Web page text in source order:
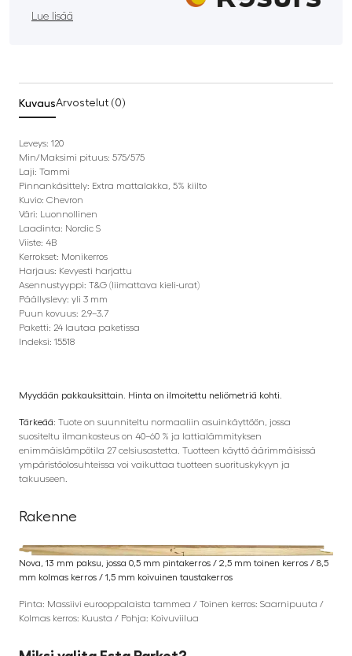
Lue lisää
KuvausArvostelut (0)
Leveys: 120
Min/Maksimi pituus: 575/575
Laji: Tammi
Pinnankäsittely: Extra mattalakka, 5% kiilto
Kuvio: Chevron
Väri: Luonnollinen
Laadinta: Nordic S
Viiste: 4B
Kerrokset: Monikerros
Harjaus: Kevyesti harjattu
Asennustyyppi: T&G (liimattava kieli-urat)
Päällyslevy: yli 3 mm
Puun kovuus: 2.9–3.7
Paketti: 24 lautaa paketissa
Indeksi: 15518
Myydään pakkauksittain. Hinta on ilmoitettu neliömetriä kohti.
Tärkeää: Tuote on suunniteltu normaaliin asuinkäyttöön, jossa
suositeltu ilmankosteus on 40–60 % ja lattialämmityksen
enimmäislämpötila 27 celsiusastetta. Tuotteen käyttö äärimmäisissä
ympäristöolosuhteissa voi vaikuttaa tuotteen suorituskykyyn ja
takuuseen.
Rakenne
Nova, 13 mm paksu, jossa 0,5 mm pintakerros / 2,5 mm toinen kerros / 8,5
mm kolmas kerros / 1,5 mm koivuinen taustakerros
Pinta: Massiivi eurooppalaista tammea / Toinen kerros: Saarnipuuta /
Kolmas kerros: Kuusta / Pohja: Koivuviilua